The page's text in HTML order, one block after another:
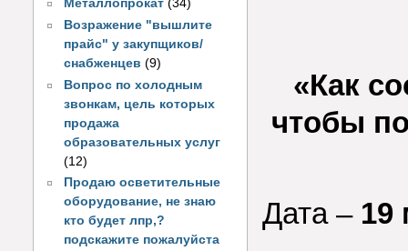
Металлопрокат (34)
Возражение "вышлите
прайс" у закупщиков/
снабженцев (9)
Вопрос по холодным
звонкам, цель которых
продажа
образовательных услуг
(12)
Продаю осветительные
оборудование, не знаю
кто будет лпр,?
подскажите пожалуйста
«Как
чтобы
Дата –19